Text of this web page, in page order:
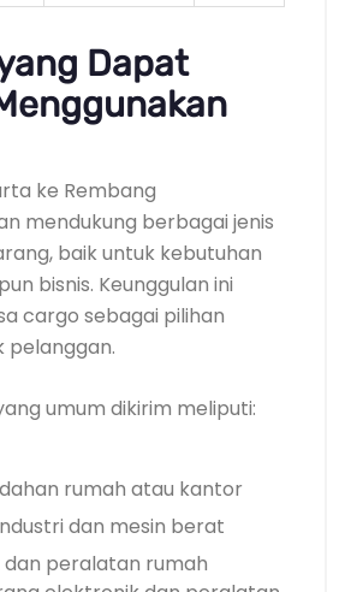
Dapat
ke Rembang
mendukung berbagai jenis
baik untuk kebutuhan
bisnis. Keunggulan ini
cargo sebagai pilihan
pelanggan.
umum dikirim meliputi:
rumah atau kantor
dan mesin berat
dan peralatan rumah